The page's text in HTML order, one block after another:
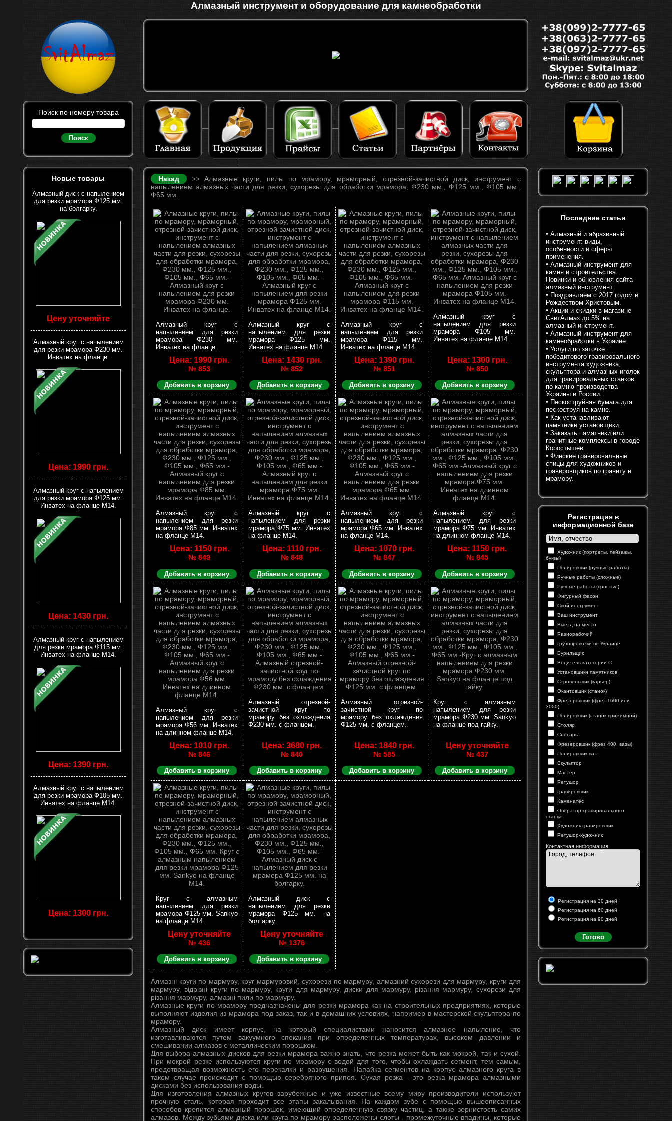
Алмазный инструмент и оборудование для камнеобработки
Поиск по номеру товара
Поиск
Новые товары
Алмазный диск с напылением
для резки мрамора Ф125 мм.
на болгарку.
Цену уточняйте
Алмазный круг с напылением
для резки мрамора Ф230 мм.
Инватех на фланце.
Цена: 1990 грн.
Алмазный круг с напылением
для резки мрамора Ф125 мм.
Инватех на фланце М14.
Цена: 1430 грн.
Алмазный круг с напылением
для резки мрамора Ф115 мм.
Инватех на фланце М14.
Цена: 1390 грн.
Алмазный круг с напылением
для резки мрамора Ф105 мм.
Инватех на фланце М14.
Цена: 1300 грн.
Назад
>> Алмазные круги, пилы по мрамору, мраморный, отрезной-зачистной диск, инструмент с
напылением алмазных части для резки, сухорезы для обработки мрамора, Ф230 мм., Ф125 мм., Ф105 мм.,
Ф65 мм.
Алмазный круг с
напылением для резки
мрамора Ф230 мм.
Инватех на фланце.
Цена: 1990 грн.
№ 853
Добавить в корзину
Алмазный круг с
напылением для резки
мрамора Ф125 мм.
Инватех на фланце М14.
Цена: 1430 грн.
№ 852
Добавить в корзину
Алмазный круг с
напылением для резки
мрамора Ф115 мм.
Инватех на фланце М14.
Цена: 1390 грн.
№ 851
Добавить в корзину
Алмазный круг с
напылением для резки
мрамора Ф105 мм.
Инватех на фланце М14.
Цена: 1300 грн.
№ 850
Добавить в корзину
Алмазный круг с
напылением для резки
мрамора Ф85 мм. Инватех
на фланце М14.
Цена: 1150 грн.
№ 849
Добавить в корзину
Алмазный круг с
напылением для резки
мрамора Ф75 мм. Инватех
на фланце М14.
Цена: 1110 грн.
№ 848
Добавить в корзину
Алмазный круг с
напылением для резки
мрамора Ф65 мм. Инватех
на фланце М14.
Цена: 1070 грн.
№ 847
Добавить в корзину
Алмазный круг с
напылением для резки
мрамора Ф75 мм. Инватех
на длинном фланце М14.
Цена: 1150 грн.
№ 845
Добавить в корзину
Алмазный круг с
напылением для резки
мрамора Ф56 мм. Инватех
на длинном фланце М14.
Цена: 1010 грн.
№ 846
Добавить в корзину
Алмазный отрезной-
зачистной круг по
мрамору без охлаждения
Ф230 мм. с фланцем.
Цена: 3680 грн.
№ 840
Добавить в корзину
Алмазный отрезной-
зачистной круг по
мрамору без охлаждения
Ф125 мм. с фланцем.
Цена: 1840 грн.
№ 585
Добавить в корзину
Круг с алмазным
напылением для резки
мрамора Ф230 мм. Sankyo
на фланце под гайку.
Цену уточняйте
№ 437
Добавить в корзину
Круг с алмазным
напылением для резки
мрамора Ф125 мм. Sankyo
на фланце М14.
Цену уточняйте
№ 436
Добавить в корзину
Алмазный диск с
напылением для резки
мрамора Ф125 мм. на
болгарку.
Цену уточняйте
№ 1376
Добавить в корзину
Алмазні круги по мармуру, круг мармуровий, сухорези по мармуру, алмазний сухорези для мармуру, круги для
мармуру, відрізні круги по мармуру, круги для мармуру, диски для мармуру, різання мармуру, сухорези для
різання мармуру, алмазні пили по мармуру.
Алмазные круги по мрамору предназначены для резки мрамора как на строительных предприятиях, которые
выполняют изделия из мрамора под заказ, так и в домашних условиях, например в мастерской скульптора по
мрамору.
Алмазный диск имеет корпус, на который специалистами наносится алмазное напыление, что
изготавливаются путем вакуумного спекания при определенных температурах, высоком давлении и
смешивании алмазов с металлическим порошком.
Для выбора алмазных дисков для резки мрамора важно знать, что резка может быть как мокрой, так и сухой.
При мокрой резке используются круги по мрамору с водой для того, чтобы охлаждать сегмент, тем самым,
предотвращая возможность его перекалки и разрушения. Напайка сегментов на корпус алмазного круга в
таком случае происходит с помощью серебряного припоя. Сухая резка - это резка мрамора алмазными
дисками без использования воды.
Для изготовления алмазных кругов зарубежные и уже известные всему миру производители используют
прочную сталь, которая проходит все этапы закалывания. На каждом зубе с помощью вышеописанных
способов крепится алмазный порошок, имеющий определенную связку частиц, а также зернистость самих
алмазов. Между зубьями диска или круга по мрамору расположены слоты - промежуточные впадины, которые
Последние статьи
• Алмазный и абразивный
инструмент: виды,
особенности и сферы
применения.
• Алмазный инструмент для
камня и строительства.
Новинки и обновления сайта
алмазный инструмент.
• Поздравляем с 2017 годом и
Рождеством Христовым.
• Акции и скидки в магазине
СвитАлмаз до 5% на
алмазный инструмент.
• Алмазный инструмент для
камнеобработки в Украине.
• Услуги по заточке
победитового гравировального
инструмента художника,
скульптора и алмазных иголок
для гравировальных станков
по камню производства
Украины и России.
• Пескоструйная бумага для
пескоструя на камне.
• Как устанавливают
памятники установщики.
• Заказать памятники или
гранитные комплексы в городе
Коростышев.
• Финские гравировальные
спицы для художников и
гравировщиков по граниту и
мрамору.
Регистрация в
информационной базе
Художник (портреты, пейзажы,
буквы)
Полировщик (ручные работы)
Ручные работы (сложные)
Ручные работы (простые)
Фигурный фасон
Свой инструмент
Ваш инструмент
Выезд на место
Разнорабочий
Грузопревозки по Украине
Бурильщик
Водитель категории С
Установщики памятников
Стропольщик (карьер)
Окантовщик (станок)
Фрезеровщик (фрез 1600 или
3000)
Полировщик (станок прижимной)
Столяр
Слесарь
Фрезеровщик (фрез 400, вазы)
Полировщик ваз
Скульптор
Мастер
Ретушор
Гравировщик
Каменатёс
Оператор гравировального
станка
Художник-гравировщик
Ретушор-художник
Контактная информация
Регистрация на 30 дней
Регистрация на 60 дней
Регистрация на 90 дней
Готово